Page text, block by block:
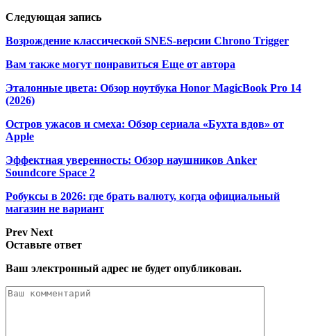
Следующая запись
Возрождение классической SNES-версии Chrono Trigger
Вам также могут понравиться Еще от автора
Эталонные цвета: Обзор ноутбука Honor MagicBook Pro 14
(2026)
Остров ужасов и смеха: Обзор сериала «Бухта вдов» от
Apple
Эффектная уверенность: Обзор наушников Anker
Soundcore Space 2
Робуксы в 2026: где брать валюту, когда официальный
магазин не вариант
Prev Next
Оставьте ответ
Ваш электронный адрес не будет опубликован.